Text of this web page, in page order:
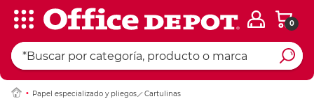
0
Papel especializado y pliegos
Cartulinas
Ingresar Codigo